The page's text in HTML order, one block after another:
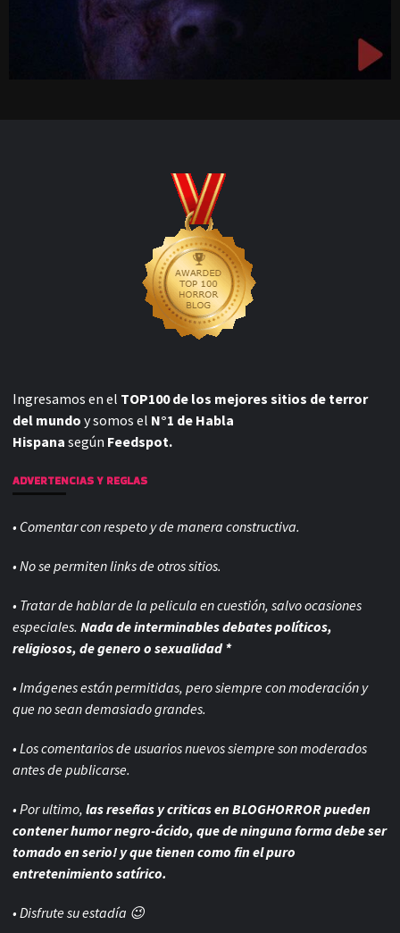
Ingresamos en el TOP100 de los mejores sitios de terror
del mundo y somos el N°1 de Habla
Hispana según Feedspot.
ADVERTENCIAS Y REGLAS
• Comentar con respeto y de manera constructiva.
• No se permiten links de otros sitios.
• Tratar de hablar de la pelicula en cuestión, salvo ocasiones
especiales. Nada de interminables debates políticos,
religiosos, de genero o sexualidad *
• Imágenes están permitidas, pero siempre conmoderación y
que no sean demasiado grandes.
• Los comentarios de usuarios nuevos siempre son moderados
antes de publicarse.
• Por ultimo, las reseñas y criticas en BLOGHORROR pueden
contener humor negro-ácido, que de ninguna forma debe ser
tomado en serio! y que tienen como fin el puro
entretenimiento satírico.
• Disfrute su estadía 😉